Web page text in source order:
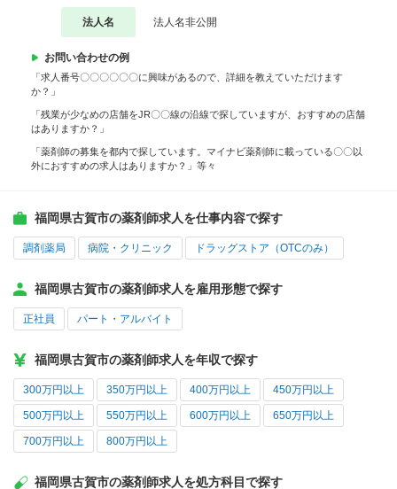
法人名 法人名非公開
お問い合わせの例
「求人番号〇〇〇〇〇〇に興味があるので、詳細を教えていただけます
か？」
「残業が少なめの店舗をJR〇〇線の沿線で探していますが、おすすめの店舗
はありますか？」
「薬剤師の募集を都内で探しています。マイナビ薬剤師に載っている〇〇以
外におすすめの求人はありますか？」等々
福岡県古賀市の薬剤師求人を仕事内容で探す
調剤薬局 病院・クリニック ドラッグストア（OTCのみ）
福岡県古賀市の薬剤師求人を雇用形態で探す
正社員 パート・アルバイト
福岡県古賀市の薬剤師求人を年収で探す
300万円以上 350万円以上 400万円以上 450万円以上
500万円以上 550万円以上 600万円以上 650万円以上
700万円以上 800万円以上
福岡県古賀市の薬剤師求人を処方科目で探す